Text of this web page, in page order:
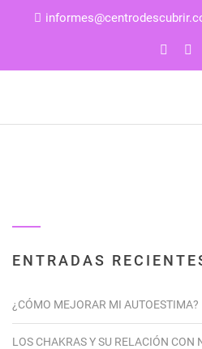
ENTRADAS
¿CÓMO MEJORAR MI AUTOESTIMA?
LOS CHAKRAS Y SU RELACIÓN CON